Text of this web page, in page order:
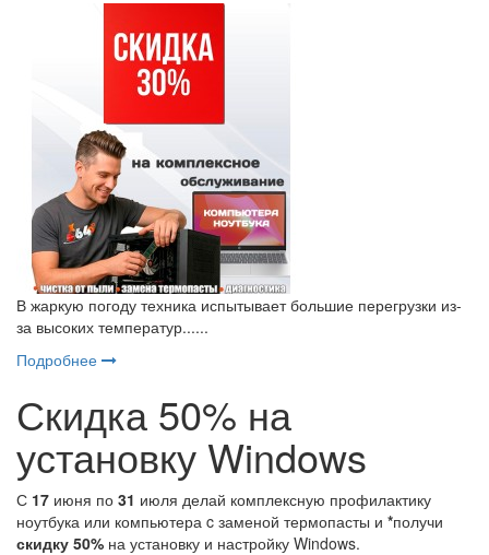
В жаркую погоду техника испытывает большие перегрузки из-
за высоких температур......
Подробнее
Скидка 50% на
установку Windows
С 17 июня по 31 июля делай комплексную профилактику
ноутбука или компьютера c заменой термопасты и *получи
скидку 50% на установку и настройку Windows.